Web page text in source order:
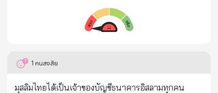
แรกเกิดถึง 6 ปีที่มีฐานะยากจน จำนวน 1.4 ล้านคน 2 ผู้
สูงอายุ จำนวน 9.66 ล้านคน และ 3.ผู้พิการ จำนวน 2
1 คนสงสัย
มุสลิมไทยได้เป็นเจ้าของบัญชีธนาคารอิสลามทุกคน